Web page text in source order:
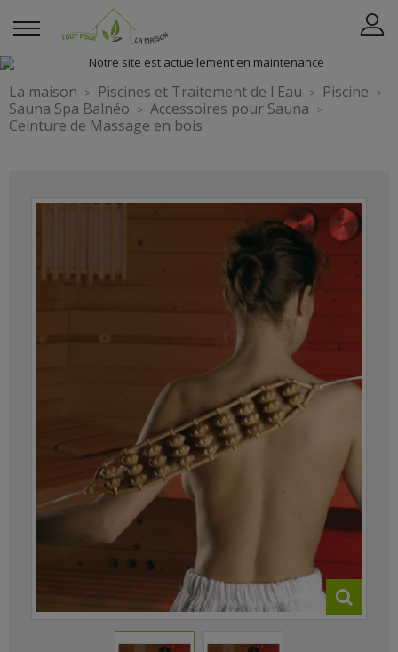
La maison Piscines et Traitement de l'Eau
Piscine
Sauna Spa Balnéo
Accessoires pour Sauna
Ceinture de Massage en bois